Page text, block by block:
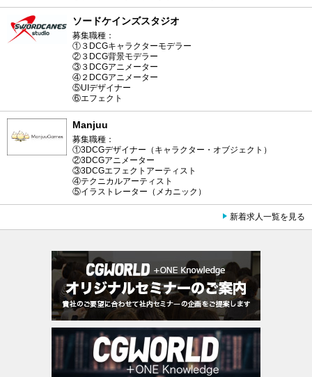
ソードケインズスタジオ
募集職種：
①３DCGキャラクターモデラー
②３DCG背景モデラー
③３DCGアニメーター
④２DCGアニメーター
⑤UIデザイナー
⑥エフェクト
Manjuu
募集職種：
①3DCGデザイナー（キャラクター・オブジェクト）
②3DCGアニメーター
③3DCGエフェクトアーティスト
④テクニカルアーティスト
⑤イラストレーター（メカニック）
新着求人一覧を見る